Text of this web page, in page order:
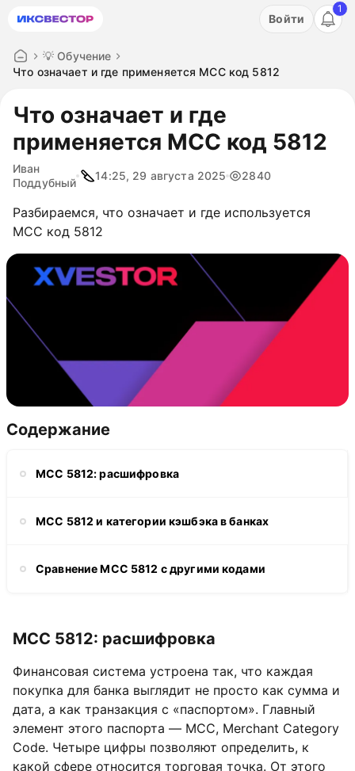
Акция: бесплатный пробный период на 3 дня!
Войти
1
💡 Обучение
Что означает и где применяется MCC код 5812
Что означает и где
применяется MCC код 5812
Иван
Поддубный
14:25, 29 августа 2025 2840
Разбираемся, что означает и где используется
MCC код 5812
Содержание
MCC 5812: расшифровка
MCC 5812 и категории кэшбэка в банках
Сравнение MCC 5812 с другими кодами
MCC 5812: расшифровка
Финансовая система устроена так, что каждая
покупка для банка выглядит не просто как сумма и
дата, а как транзакция с «паспортом». Главный
элемент этого паспорта — MCC, Merchant Category
Code. Четыре цифры позволяют определить, к
какой сфере относится торговая точка. От этого